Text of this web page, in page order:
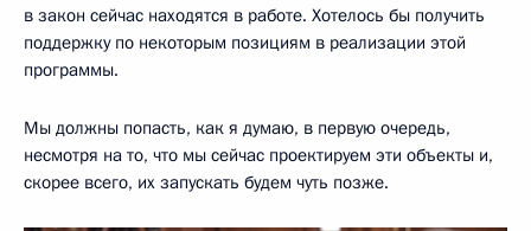
в закон сейчас находятся в работе. Хотелось бы получить
поддержку по некоторым позициям в реализации этой
программы.
Мы должны попасть, как я думаю, в первую очередь,
несмотря на то, что мы сейчас проектируем эти объекты и,
скорее всего, их запускать будем чуть позже.